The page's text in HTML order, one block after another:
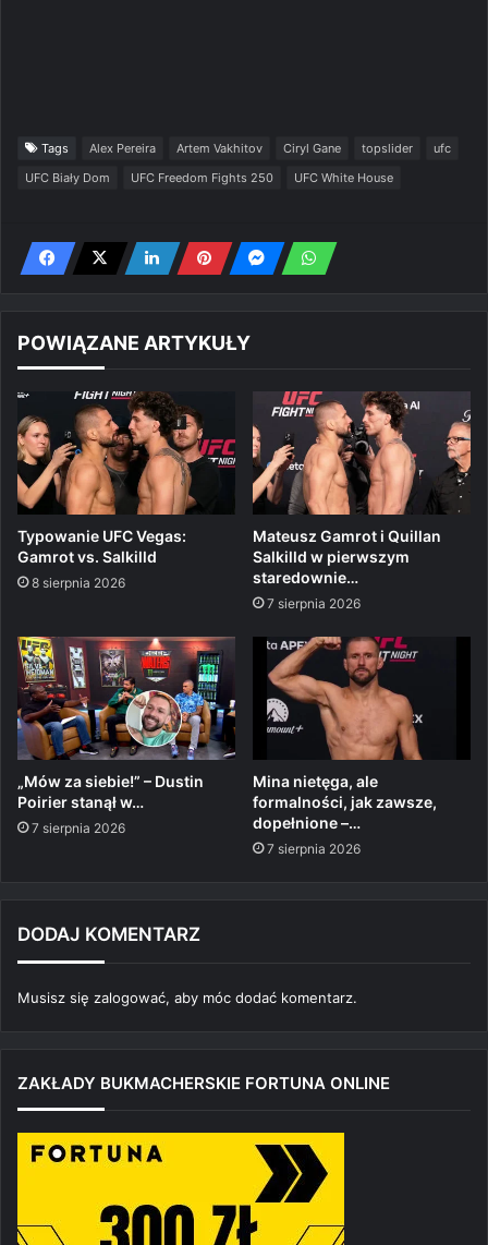
Tags Alex Pereira Artem Vakhitov Ciryl Gane topslider
ufc
UFC Biały Dom
UFC Freedom Fights 250 UFC White House
POWIĄZANE ARTYKUŁY
Typowanie UFC Vegas:
Gamrot vs. Salkilld
8 sierpnia 2026
Mateusz Gamrot i Quillan
Salkilld w pierwszym
staredownie…
7 sierpnia 2026
„Mów za siebie!” – Dustin
Poirier stanął w…
7 sierpnia 2026
Mina nietęga, ale
formalności, jak zawsze,
dopełnione –…
7 sierpnia 2026
DODAJ KOMENTARZ
Musisz się zalogować, aby móc dodać komentarz.
ZAKŁADY BUKMACHERSKIE FORTUNA ONLINE